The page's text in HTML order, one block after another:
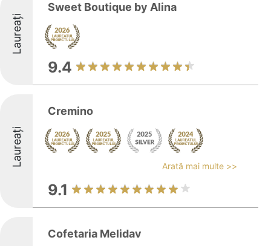
Laureați
Sweet Boutique by Alina
9.4
Laureați
Cremino
Arată mai multe >>
9.1
Cofetaria Melidav